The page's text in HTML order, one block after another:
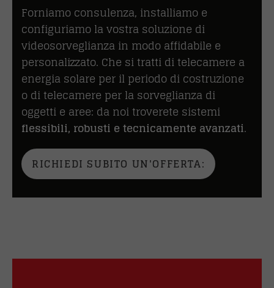
Forniamo consulenza, installiamo e
configuriamo la vostra soluzione di
videosorveglianza in modo affidabile e
personalizzato. Che si tratti di telecamere a
energia solare per il periodo di costruzione
o di telecamere per la sorveglianza di
oggetti e aree: da noi troverete sistemi
flessibili, robusti e tecnicamente avanzati.
RICHIEDI SUBITO UN'OFFERTA: